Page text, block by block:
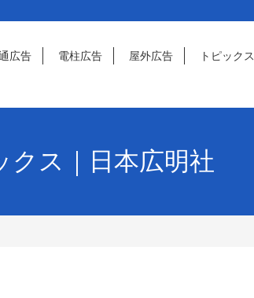
広告 電柱広告 屋外広告 トピックス
クス｜日本広明社